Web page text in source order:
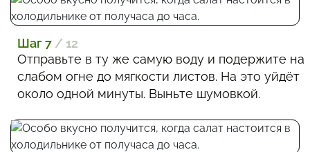
Шаг 7 / 12
Отправьте в ту же самую воду и подержите на
слабом огне до мягкости листов. На это уйдёт
около одной минуты. Выньте шумовкой.